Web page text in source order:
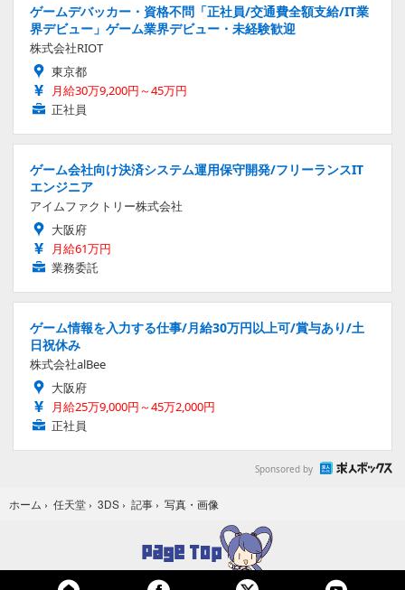
ゲームデバッカー・資格不問「正社員/交通費全額支給/IT業
界デビュー」ゲーム業界デビュー・未経験歓迎
株式会社RIOT
東京都
月給30万9,200円～45万円
正社員
ゲーム会社向け決済システム運用保守開発/フリーランスIT
エンジニア
アイムファクトリー株式会社
大阪府
月給61万円
業務委託
ゲーム情報を入力する仕事/月給30万円以上可/賞与あり/土
日祝休み
株式会社alBee
大阪府
月給25万9,000円～45万2,000円
正社員
Sponsored by
ホーム › 任天堂 › 3DS › 記事 › 写真・画像